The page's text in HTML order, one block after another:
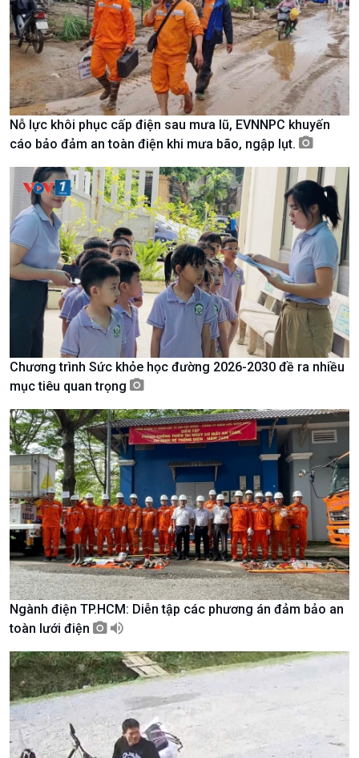
Nam
Tin Đời sống & Xã hội
360 độ Sức khỏe
Chuyển đổi Xanh
Tài nguyên và Môi trường
Chuyên gia của bạn
Xã hội chuyển động
Bước chân đến trường
Khoa học & Công nghệ
Tin Khoa học & Công nghệ
Kết nối công nghệ
Sống chung với biến đổi
khí hậu
Văn hoá & Du lịch
Tin Văn hoá & Du lịch
Multimedia
Ảnh
Nỗ lực khôi phục cấp điện sau mưa lũ, EVNNPC khuyến
cáo bảo đảm an toàn điện khi mưa bão, ngập lụt.
Chương trình Sức khỏe học đường 2026-2030 đề ra nhiều
mục tiêu quan trọng
Ngành điện TP.HCM: Diễn tập các phương án đảm bảo an
toàn lưới điện